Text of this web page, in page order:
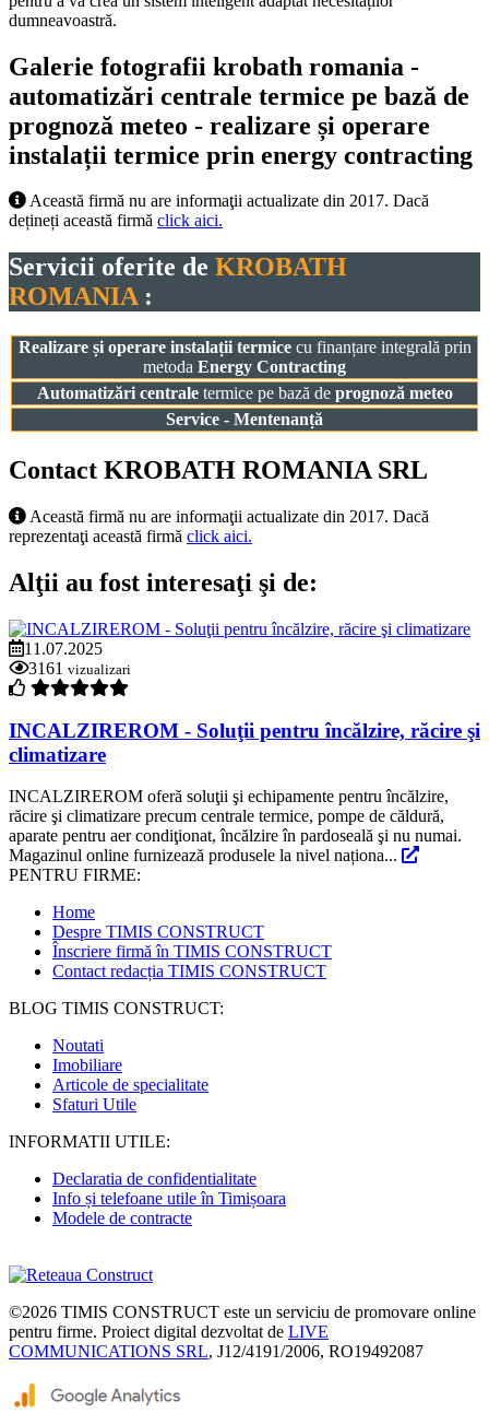
dumneavoastră.
Galerie fotografii krobath romania -
automatizări centrale termice pe bază de
prognoză meteo - realizare și operare
instalații termice prin energy contracting
Această firmă nu are informaţii actualizate din 2017. Dacă
dețineți această firmă click aici.
Servicii oferite de KROBATH
ROMANIA :
Realizare și operare instalații termicecu finanțare integrală prin
metoda Energy Contracting
Automatizări centraletermice pe bază de prognoză meteo
Service - Mentenanță
Contact KROBATH ROMANIA SRL
Această firmă nu are informaţii actualizate din 2017. Dacă
reprezentaţi această firmă click aici.
Alţii au fost interesaţi şi de:
11.07.2025
3161 vizualizari
INCALZIREROM - Soluţii pentru încălzire, răcire şi
climatizare
INCALZIREROM oferă soluţii şi echipamente pentru încălzire,
răcire şi climatizare precum centrale termice, pompe de căldură,
aparate pentru aer condiţionat, încălzire în pardoseală şi nu numai.
Magazinul online furnizează produsele la nivel naționa...
PENTRU FIRME:
Home
Despre TIMIS CONSTRUCT
Înscriere firmă în TIMIS CONSTRUCT
Contact redacția TIMIS CONSTRUCT
BLOG TIMIS CONSTRUCT:
Noutati
Imobiliare
Articole de specialitate
Sfaturi Utile
INFORMATII UTILE:
Declaratia de confidentialitate
Info și telefoane utile în Timișoara
Modele de contracte
©2026 TIMIS CONSTRUCT este un serviciu de promovare online
pentru firme. Proiect digital dezvoltat de LIVE
COMMUNICATIONS SRL, J12/4191/2006, RO19492087